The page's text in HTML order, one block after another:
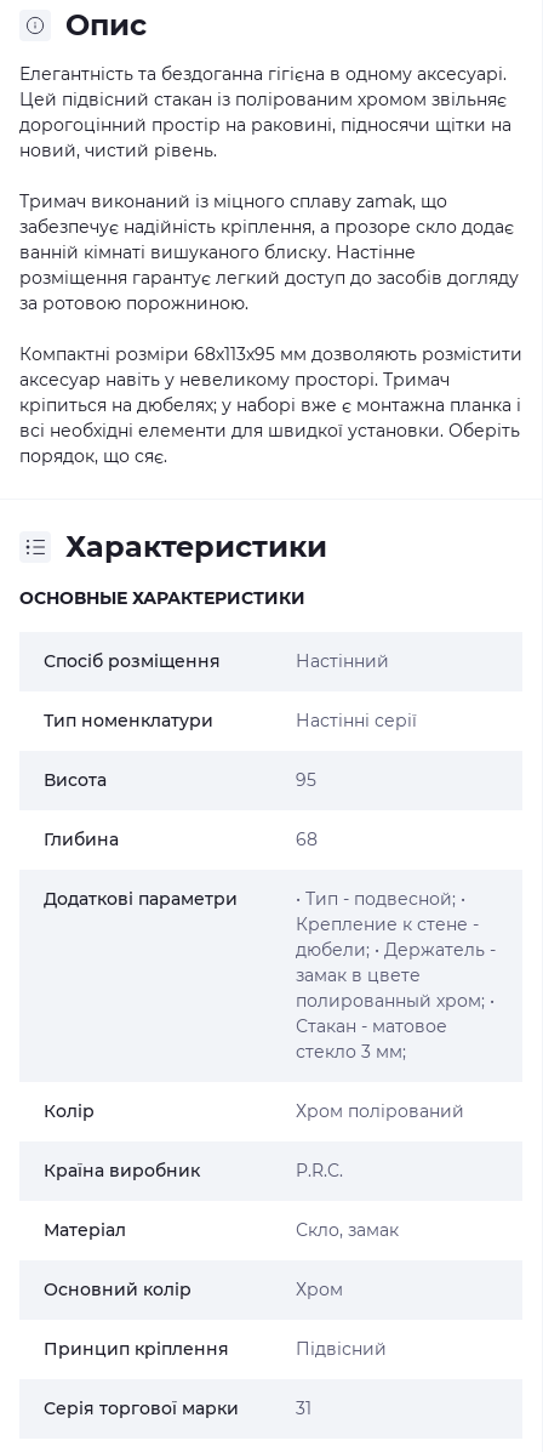
Опис
Елегантність та бездоганна гігієна в одному аксесуарі.
Цей підвісний стакан із полірованим хромом звільняє
дорогоцінний простір на раковині, підносячи щітки на
новий, чистий рівень.
Тримач виконаний із міцного сплаву zamak, що
забезпечує надійність кріплення, а прозоре скло додає
ванній кімнаті вишуканого блиску. Настінне
розміщення гарантує легкий доступ до засобів догляду
за ротовою порожниною.
Компактні розміри 68х113х95 мм дозволяють розмістити
аксесуар навіть у невеликому просторі. Тримач
кріпиться на дюбелях; у наборі вже є монтажна планка і
всі необхідні елементи для швидкої установки. Оберіть
порядок, що сяє.
Характеристики
ОСНОВНЫЕ ХАРАКТЕРИСТИКИ
Спосіб розміщення Настінний
Тип номенклатури Настінні серії
Висота 95
Глибина 68
Додаткові параметри
• Тип - подвесной; •
Крепление к стене -
дюбели; • Держатель -
замак в цвете
полированный хром; •
Стакан - матовое
стекло 3 мм;
Колір Хром полірований
Країна виробник P.R.C.
Матеріал Скло, замак
Основний колір Хром
Принцип кріплення Підвісний
Серія торгової марки 31